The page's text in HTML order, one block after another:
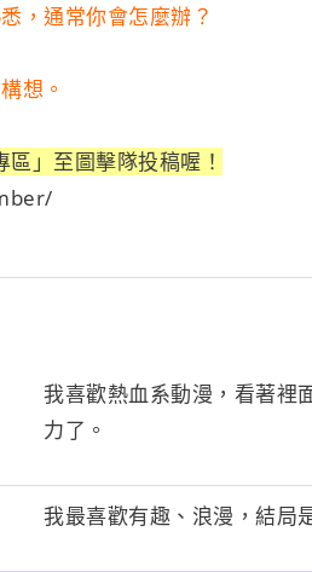
，通常你會怎麼辦？
想。
」至圖擊隊投稿喔！
我喜歡熱血系動漫，看著裡
力了。
我最喜歡有趣、浪漫，結局